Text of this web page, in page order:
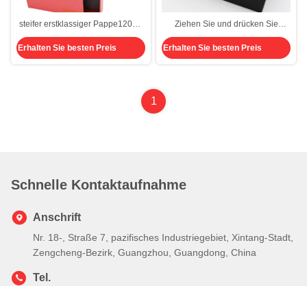
steifer erstklassiger Pappe1200g
stoß-und Zug-Kasten, der
Fachkasten-Matchkasten schiebt
Erhalten Sie besten Preis
Ziehen Sie und drücken Sie
kundenspezifische
Streichholzschachtel-
Verpackengleitenden Kasten
Erhalten Sie besten Preis
1
Schnelle Kontaktaufnahme
Anschrift
Nr. 18-, Straße 7, pazifisches Industriegebiet, Xintang-Stadt,
Zengcheng-Bezirk, Guangzhou, Guangdong, China
Tel.